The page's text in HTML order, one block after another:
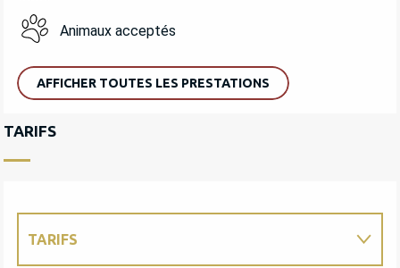
Animaux acceptés
AFFICHER TOUTES LES PRESTATIONS
TARIFS
TARIFS